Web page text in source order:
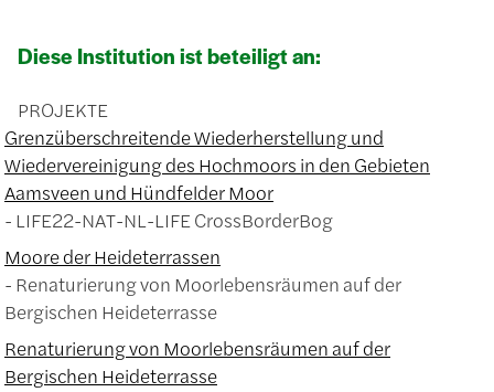
Diese Institution ist beteiligt an:
PROJEKTE
Grenzüberschreitende Wiederherstellung und
Wiedervereinigung des Hochmoors in den Gebieten
Aamsveen und Hündfelder Moor
LIFE22-NAT-NL-LIFE CrossBorderBog
Moore der Heideterrassen
Renaturierung von Moorlebensräumen auf der
Bergischen Heideterrasse
Renaturierung von Moorlebensräumen auf der
Bergischen Heideterrasse